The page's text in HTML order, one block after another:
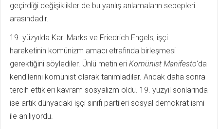
geçirdiği değişiklikler de bu yanlış anlamaların sebepleri
arasındadır.
19. yüzyılda Karl Marks ve Friedrich Engels, işçi
hareketinin komünizm amacı etrafında birleşmesi
gerektiğini söylediler. Ünlü metinleri Komünist Manifesto'da
kendilerini komünist olarak tanımladılar. Ancak daha sonra
tercih ettikleri kavram sosyalizm oldu. 19. yüzyıl sonlarında
ise artık dünyadaki işçi sınıfı partileri sosyal demokrat ismi
ile anılıyordu.